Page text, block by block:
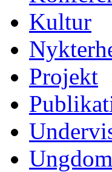
Kultur
Projekt
Ungdom